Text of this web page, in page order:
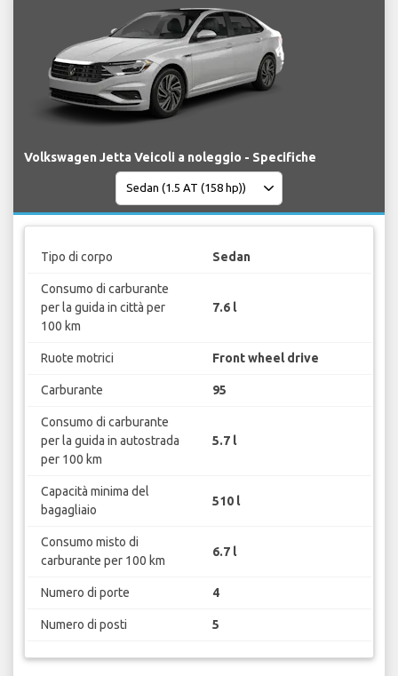
Volkswagen Jetta Veicoli a noleggio - Specifiche
Tipo di corpo Sedan
Consumo di carburante
per la guida in città per
100 km
7.6 l
Ruote motrici Front wheel drive
Carburante 95
Consumo di carburante
per la guida in autostrada
per 100 km
5.7 l
Capacità minima del
bagagliaio
510 l
Consumo misto di
carburante per 100 km
6.7 l
Numero di porte 4
Numero di posti 5